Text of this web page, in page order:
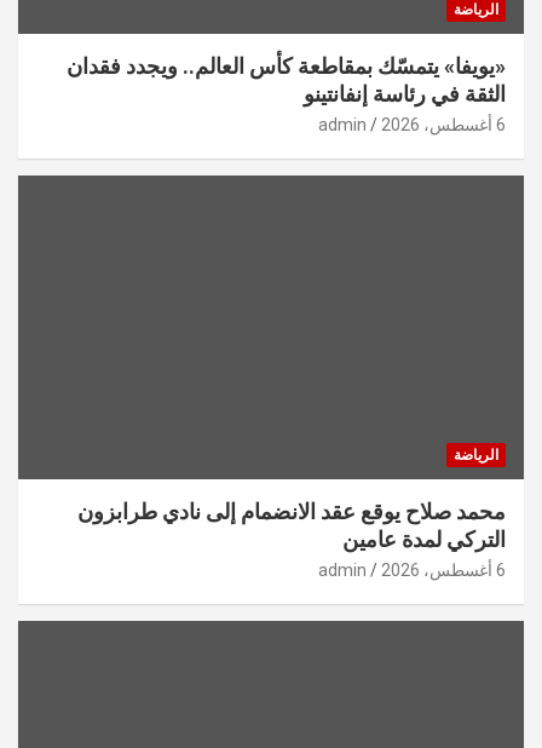
الرياضة
«يويفا» يتمسّك بمقاطعة كأس العالم.. ويجدد فقدان
الثقة في رئاسة إنفانتينو
6 أغسطس، 2026 admin
الرياضة
محمد صلاح يوقع عقد الانضمام إلى نادي طرابزون
التركي لمدة عامين
6 أغسطس، 2026 admin